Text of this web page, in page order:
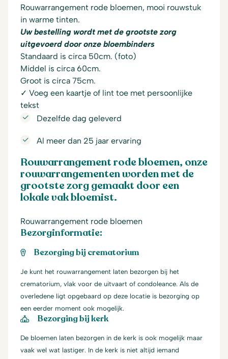
Rouwarrangement rode bloemen, mooi rouwstuk
in warme tinten.
Uw bestelling wordt met de grootste zorg
uitgevoerd door onze bloembinders
Standaard is circa 50cm. (foto)
Middel is circa 60cm.
Groot is circa 75cm.
✓ Voeg een kaartje of lint toe met persoonlijke
tekst
Dezelfde dag geleverd
Al meer dan 25 jaar ervaring
Rouwarrangement rode bloemen, onze
rouwarrangementen worden met de
grootste zorg gemaakt door een
lokale vak bloemist.
Rouwarrangement rode bloemen
Bezorginformatie:
Bezorging bij crematorium
Je kunt het rouwarrangement laten bezorgen bij het
crematorium, vlak voor de uitvaart of condoleance. Als de
overledene ligt opgebaard op deze locatie is bezorging op
een eerder moment ook mogelijk.
Bezorging bij kerk
De bloemen laten bezorgen in de kerk is ook mogelijk maar
vaak wel wat lastiger. In de kerk is niet altijd iemand